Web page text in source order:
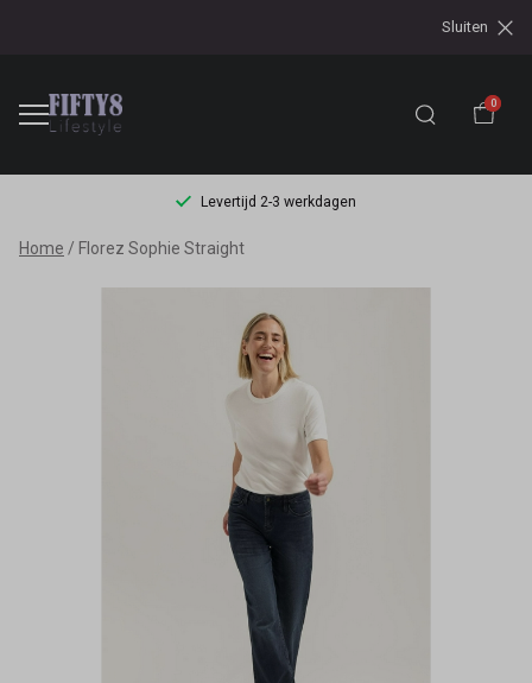
Sluiten
0
Levertijd 2-3 werkdagen
Florez
Sophie
Home Florez Sophie Straight